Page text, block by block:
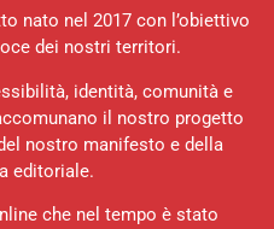
nato nel 2017 con l’obiettivo
dei nostri territori.
identità, comunità e
il nostro progetto
nostro manifesto e della
editoriale.
che nel tempo è stato